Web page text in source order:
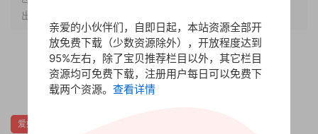
出处。
0 赏
爱好生活
亲爱的小伙伴们，自即日起，本站资源全部开
放免费下载（少数资源除外），开放程度达到
95%左右，除了宝贝推荐栏目以外，其它栏目
资源均可免费下载，注册用户每日可以免费下
载两个资源。 查看详情